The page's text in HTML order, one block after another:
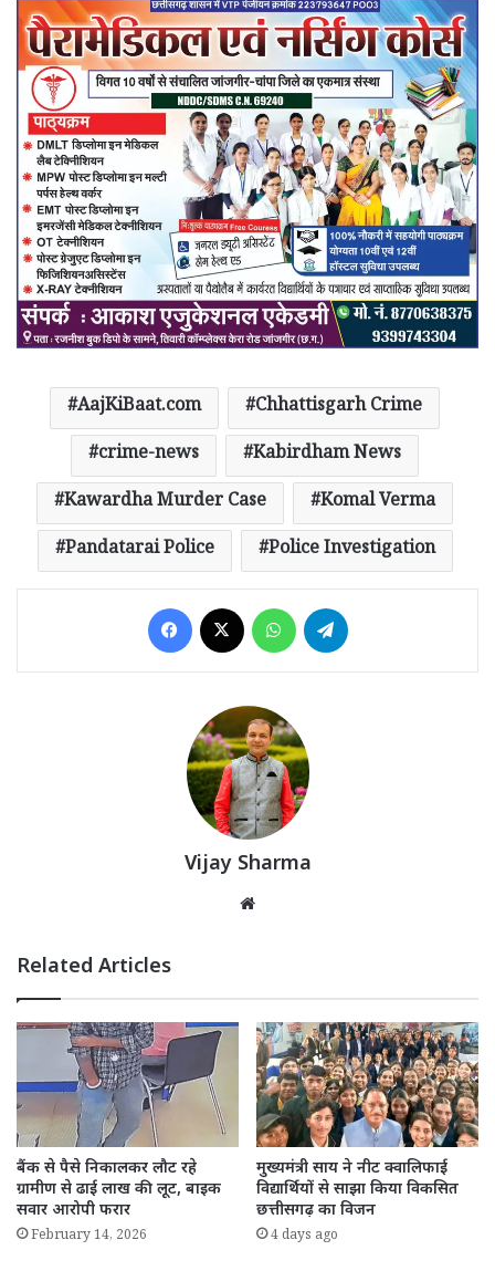
AajKiBaat.com
Chhattisgarh Crime
crime-news
Kabirdham News
Kawardha Murder Case
Komal Verma
Pandatarai Police
Police Investigation
Facebook WhatsApp
Vijay Sharma
Related Articles
बैंक से पैसे निकालकर लौट रहे
ग्रामीण से ढाई लाख की लूट, बाइक
सवार आरोपी फरार
February 14, 2026
मुख्यमंत्री साय ने नीट क्वालिफाई
विद्यार्थियों से साझा किया विकसित
छत्तीसगढ़ का विजन
4 days ago